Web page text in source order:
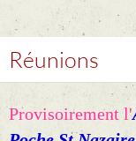
Réunions
Provisoirement l'